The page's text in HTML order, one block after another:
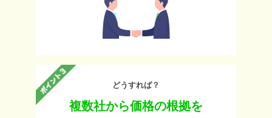
どうすれば？
複数社から価格の根拠を